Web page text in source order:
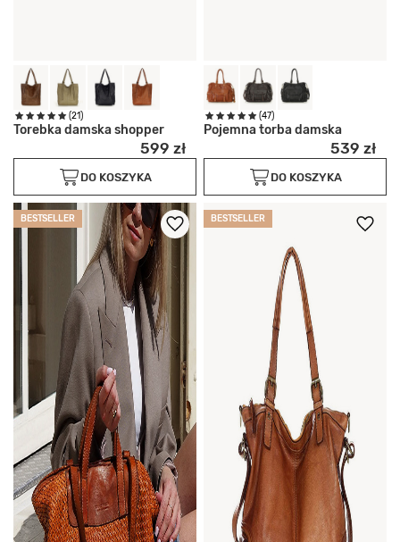
(21)
Torebka damska shopper
599 zł
DO KOSZYKA
(47)
Pojemna torba damska
539 zł
DO KOSZYKA
BESTSELLER BESTSELLER